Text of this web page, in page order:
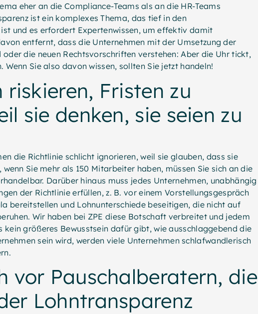
eher an die Compliance-Teams als an die HR-Teams
ist ein komplexes Thema, das tief in den
und es erfordert Expertenwissen, um effektiv damit
entfernt, dass die Unternehmen mit der Umsetzung der
die neuen Rechtsvorschriften verstehen: Aber die Uhr tickt,
Wenn Sie also davon wissen, sollten Sie jetzt handeln!
riskieren, Fristen zu
sie denken, sie seien zu
die Richtlinie schlicht ignorieren, weil sie glauben, dass sie
Sie mehr als 150 Mitarbeiter haben, müssen Sie sich an die
Darüber hinaus muss jedes Unternehmen, unabhängig
der Richtlinie erfüllen, z. B. vor einem Vorstellungsgespräch
bereitstellen und Lohnunterschiede beseitigen, die nicht auf
Wir haben bei ZPE diese Botschaft verbreitet und jedem
größeres Bewusstsein dafür gibt, wie ausschlaggebend die
sein wird, werden viele Unternehmen schlafwandlerisch
vor Pauschalberatern, die
Lohntransparenz